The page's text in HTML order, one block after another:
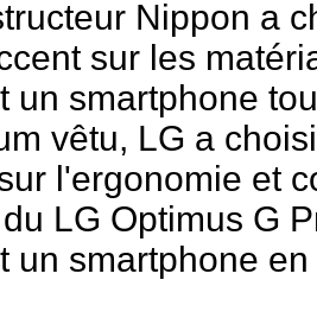
Nippon a
sur les
un smartphone
vêtu, LG a
l'ergonomie et
LG Optimus G
un smartphone